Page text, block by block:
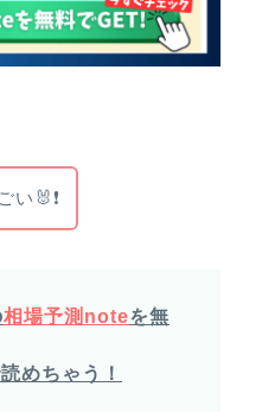
い🐰❗
相場予測noteを無
めちゃう！